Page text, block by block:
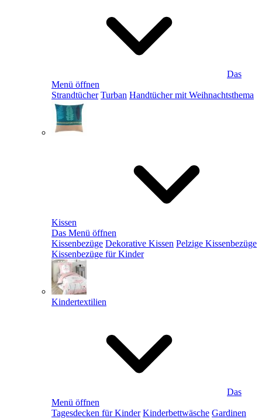
Das
Menü öffnen
Strandtücher Turban Handtücher mit Weihnachtsthema
Kissen
Das Menü öffnen
Kissenbezüge Dekorative Kissen Pelzige Kissenbezüge
Kissenbezüge für Kinder
Kindertextilien
Das
Menü öffnen
Tagesdecken für Kinder Kinderbettwäsche Gardinen